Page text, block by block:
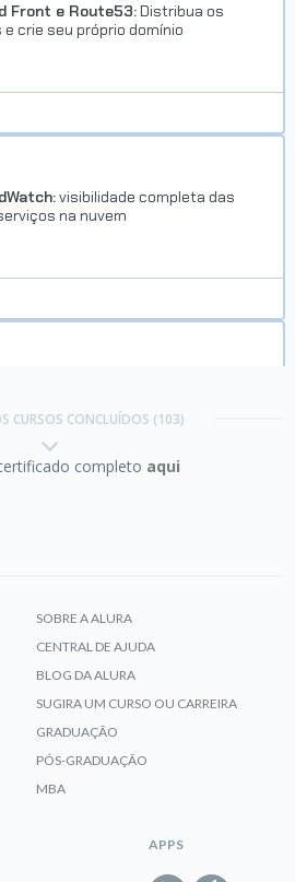
Architect - Associate
Kafka
em 30/07/2021
com PostgreSQL
Front e Route53: Distribua os
crie seu próprio domínio
visibilidade completa das
na nuvem
Beanstalk Parte 2:
CURSOS CONCLUÍDOS (103)
completo aqui
SOBRE A ALURA
CENTRAL DE AJUDA
BLOG DA ALURA
SUGIRA UM CURSO OU CARREIRA
GRADUAÇÃO
PÓS-GRADUAÇÃO
MBA
APPS